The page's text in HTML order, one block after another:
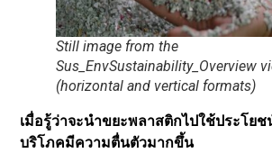
Still image from the
Sus_EnvSustainability_Overview
(horizontal and vertical formats)
เมื่อรู้ว่าจะนำขยะพลาสติกไปใช้ประโยช
บริโภคมีความตื่นตัวมากขึ้น